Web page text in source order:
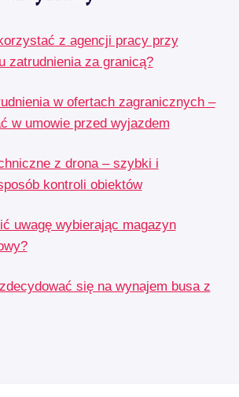
z agencji pracy przy
zatrudnienia za granicą?
w ofertach zagranicznych –
w umowie przed wyjazdem
z drona – szybki i
kontroli obiektów
uwagę wybierając magazyn
się na wynajem busa z